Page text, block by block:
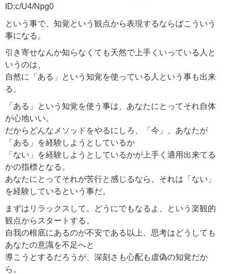
ID:c/U4/Npg0
という事で、知覚という観点から表現するならばこういう
事になる。
引き寄せなんか知らなくても天然で上手くいっている人と
いうのは、
自然に「ある」という知覚を使っている人という事も出来
る。
「ある」という知覚を使う事は、あなたにとってそれ自体
が心地いい。
だからどんなメソッドをやるにしろ、「今」、あなたが
「ある」を経験しようとしているか
「ない」を経験しようとしているかが上手く適用出来てる
かの指標となる。
あなたにとってそれが苦行と感じるなら、それは「ない」
を経験しているという事だ。
まずはリラックスして。どうにでもなるよ、という楽観的
観点からスタートする。
自我の根底にあるのが不安である以上、思考はどうしても
あなたの意識を不足へと
導こうとするだろうが、深刻さも心配も虚偽の知覚だか
ら。